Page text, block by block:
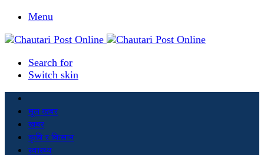
Menu
Search for
Switch skin
मूल खबर
खबर
कृषि र किसान
स्वास्थ्य